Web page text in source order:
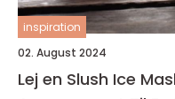
inspiration
02. August 2024
Lej en Slush Ice